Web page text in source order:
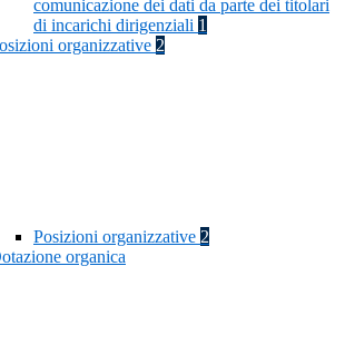
comunicazione dei dati da parte dei titolari
di incarichi dirigenziali 1
organizzative 2
Posizioni organizzative 2
organica